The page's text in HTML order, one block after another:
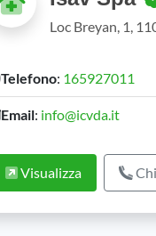
Loc Breyan, 1,
Telefono: 165927011
Email: info@icvda.it
Visualizza